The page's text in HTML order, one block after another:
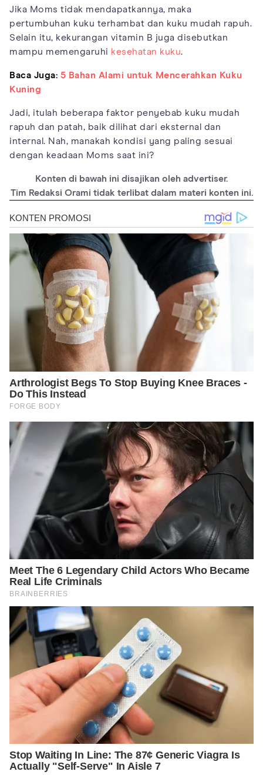
Jika Moms tidak mendapatkannya, maka
pertumbuhan kuku terhambat dan kuku mudah rapuh.
Selain itu, kekurangan vitamin B juga disebutkan
mampu memengaruhi kesehatan kuku.
Baca Juga: 5 Bahan Alami untuk Mencerahkan Kuku
Kuning
Jadi, itulah beberapa faktor penyebab kuku mudah
rapuh dan patah, baik dilihat dari eksternal dan
internal. Nah, manakah kondisi yang paling sesuai
dengan keadaan Moms saat ini?
Konten di bawah ini disajikan oleh advertiser.
Tim Redaksi Orami tidak terlibat dalam materi konten ini.